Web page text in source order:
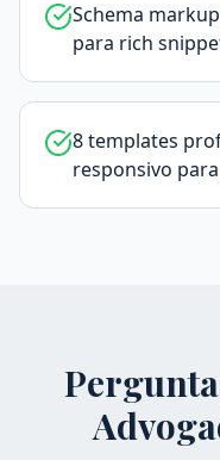
Schema
para rich
8 templates
responsivo